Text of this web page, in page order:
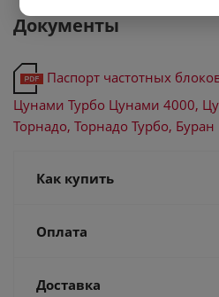
Документы
Паспорт частотных
Цунами Турбо Цунами 4000,
Торнадо, Торнадо Турбо, Буран
Как купить
Оплата
Доставка